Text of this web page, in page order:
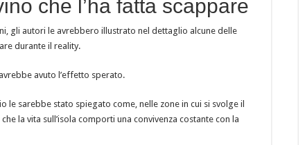
che l’ha fatta scappare
gli autori le avrebbero illustrato nel dettaglio alcune delle
durante il reality.
avuto l’effetto sperato.
le sarebbe stato spiegato come, nelle zone in cui si svolge il
la vita sull’isola comporti una convivenza costante con la